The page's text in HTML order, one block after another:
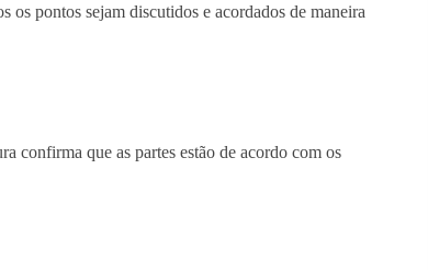
pontos sejam discutidos e acordados de maneira
confirma que as partes estão de acordo com os